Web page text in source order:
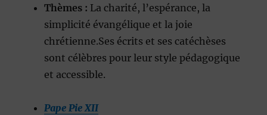
Thèmes : La charité, l’espérance, la
simplicité évangélique et la joie
chrétienne.Ses écrits et ses catéchèses
sont célèbres pour leur style pédagogique
et accessible.
Pape Pie XII